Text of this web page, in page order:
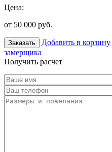
Цена:
от 50 000 руб.
Заказать Добавить в корзину
замерщика
Получить расчет